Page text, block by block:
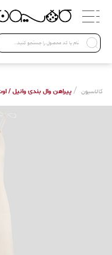
دسته بندی ها
Open submenu ( لباس زنانه )
لباس زنانه
لباس مردانه
کالاسیون /پیراهن وال بندی وانیل /